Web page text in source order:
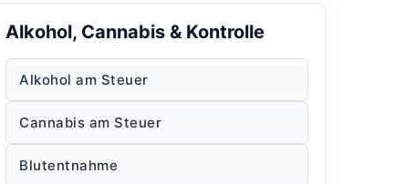
Alkohol, Cannabis & Kontrolle
Alkohol am Steuer
Cannabis am Steuer
Blutentnahme